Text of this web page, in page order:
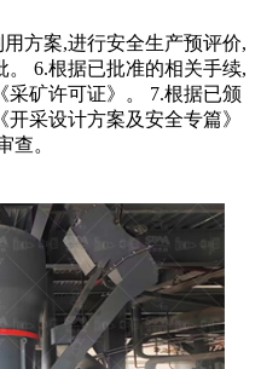
方案,进行安全生产预评价,
6.根据已批准的相关手续,
采矿许可证》。 7.根据已颁
采设计方案及安全专篇》
查。